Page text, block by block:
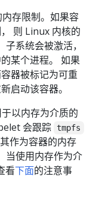
存限制。如果容
则 Linux 内核的
系统会被激活，
某个进程。 如果
器被标记为可重
启动该容器。
以内存为介质的
会跟踪 tmpfs
作为容器的内存
当使用内存作为介
看下面的注意事